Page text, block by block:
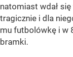
natomiast wdał
tragicznie i dla
mu futbolówkę i w
bramki.